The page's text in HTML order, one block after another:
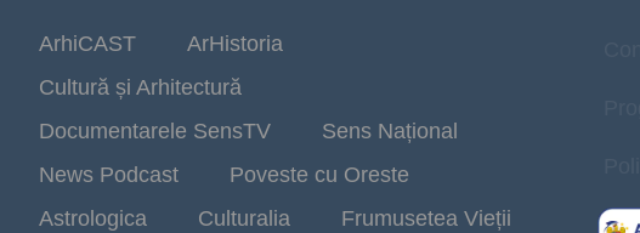
ArhiCAST
ArHistoria
Cultură și Arhitectură
Documentarele SensTV
Sens Național
News Podcast
Poveste cu Oreste
Astrologica
Culturalia Frumusetea Vieții